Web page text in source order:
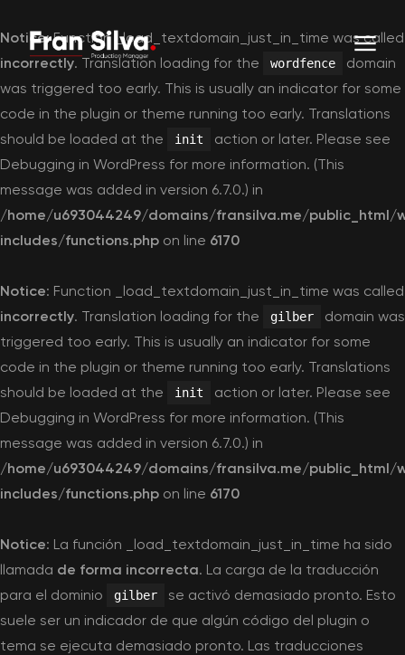
Notice: Function _load_textdomain_just_in_time was called
incorrectly. Translation loading for the wordfence
domain
was triggered too early. This is usually an indicator for some
code in the plugin or theme running too early. Translations
should be loaded at the
init
action or later. Please see
Debugging in WordPress for more information. (This
message was added in version 6.7.0.) in
/home/u693044249/domains/fransilva.me/public_html/
includes/functions.php on line 6170
Notice: Function _load_textdomain_just_in_time was called
incorrectly. Translation loading for the gilber
domain was
triggered too early. This is usually an indicator for some
code in the plugin or theme running too early. Translations
should be loaded at the
init
action or later. Please see
Debugging in WordPress for more information. (This
message was added in version 6.7.0.) in
/home/u693044249/domains/fransilva.me/public_html/
includes/functions.php on line 6170
Notice: La función _load_textdomain_just_in_time ha sido
llamada de forma incorrecta. La carga de la traducción
para el dominio
gilber
se activó demasiado pronto. Esto
suele ser un indicador de que algún código del plugin o
tema se ejecuta demasiado pronto. Las traducciones